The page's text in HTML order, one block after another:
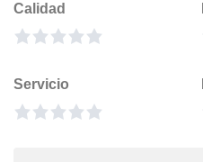
Calidad
Servicio